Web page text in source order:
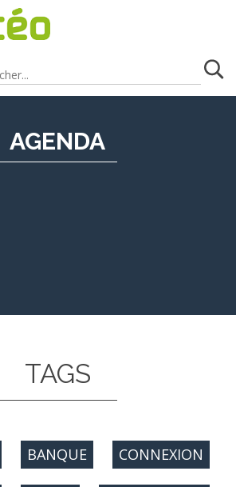
AGENDA
TAGS
BANQUE CONNEXION